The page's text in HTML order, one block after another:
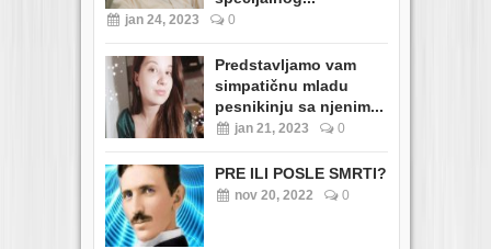
jan 24, 2023 0
Predstavljamo vam
simpatičnu mladu
pesnikinju sa njenim...
jan 21, 2023 0
PRE ILI POSLE SMRTI?
nov 20, 2022 0